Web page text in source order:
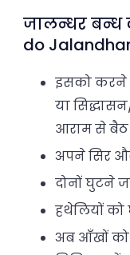
जालन्धर बन्ध
do
इसको करने
या
आराम से
अपने सिर
दोनों घुटने
हथेलियों
अब आँखों को